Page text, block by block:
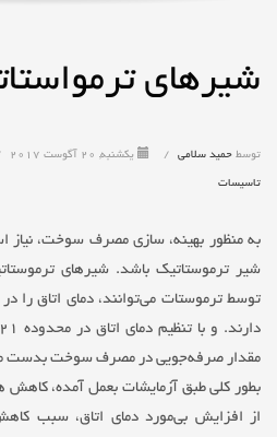
شیرهای
توسط حمید سلامی / یکشنبه, 20 آگوست 2017
تاسیسات
به منظور بهینه، ‌سازی مصرف سوخت، نیاز
شیر ترموستاتیک باشد. شیرهای
توسط ترموستات می‌توانند، دمای اتاق را
مقدار صرفه‌جویی در مصرف سوخت بدست